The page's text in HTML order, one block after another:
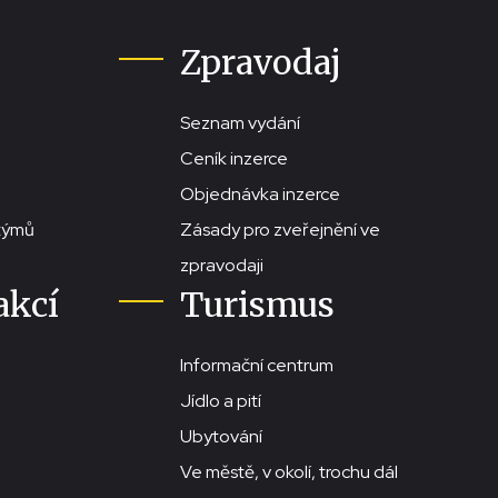
Zpravodaj
Seznam vydání
Ceník inzerce
Objednávka inzerce
Zásady pro zveřejnění ve
zpravodaji
Turismus
Informační centrum
Jídlo a pití
Ubytování
Ve městě, v okolí, trochu dál